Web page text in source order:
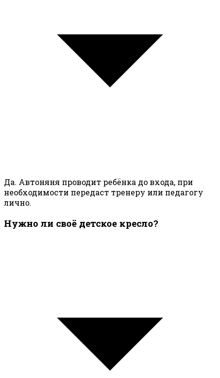
Да. Автоняня проводит ребёнка до входа, при
необходимости передаст тренеру или педагогу
лично.
Нужно ли своё детское кресло?